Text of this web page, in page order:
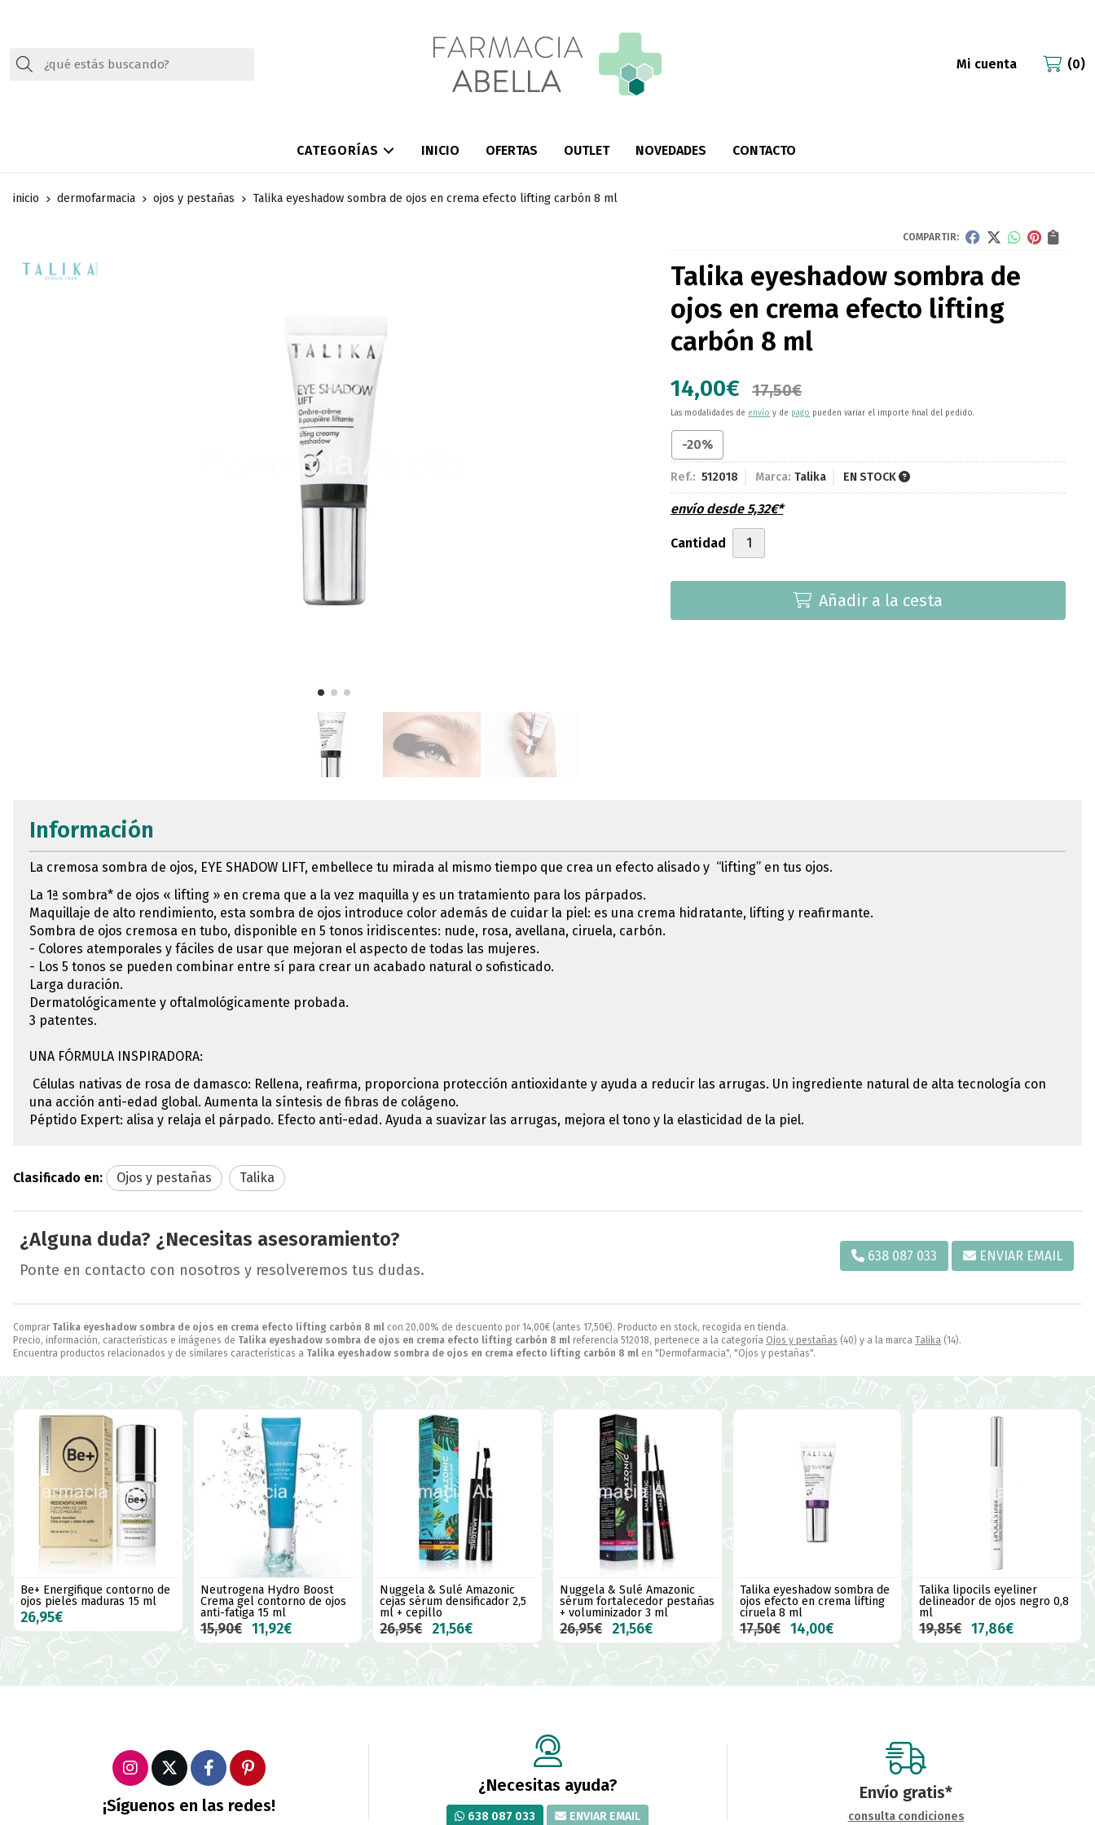
Buscar Mi cuenta 0
CATEGORÍAS INICIO OFERTAS OUTLET NOVEDADES CONTACTO
inicio dermofarmacia ojos y pestañas Talika eyeshadow sombra de ojos en crema efecto lifting carbón 8 ml
COMPARTIR:
Talika eyeshadow sombra de
ojos en crema efecto lifting
carbón 8 ml
14,00€ 17,50€
Las modalidades de envío y de pago pueden variar el importe final del pedido.
-20%
Ref.: 512018 Marca: Talika EN STOCK
envío desde5,32€*
Cantidad
Añadir a la cesta
Comprar Talika eyeshadow sombra de ojos en crema efecto lifting carbón 8 ml con 20,00% de descuento por 14,00€ (antes 17,50€). Producto en stock, recogida en tienda.
Precio, información, características e imágenes de Talika eyeshadow sombra de ojos en crema efecto lifting carbón 8 ml referencia 512018, pertenece a la categoría Ojos y pestañas (40) y a la marca Talika (14).
Encuentra productos relacionados y de similares características a Talika eyeshadow sombra de ojos en crema efecto lifting carbón 8 ml en "Dermofarmacia", "Ojos y pestañas".
Información
La cremosa sombra de ojos, EYE SHADOW LIFT, embellece tu mirada al mismo tiempo que crea un efecto alisado y “lifting” en tus ojos.
La 1ª sombra* de ojos « lifting » en crema que a la vez maquilla y es un tratamiento para los párpados.
Maquillaje de alto rendimiento, esta sombra de ojos introduce color además de cuidar la piel: es una crema hidratante, lifting y reafirmante.
Sombra de ojos cremosa en tubo, disponible en 5 tonos iridiscentes: nude, rosa, avellana, ciruela, carbón.
- Colores atemporales y fáciles de usar que mejoran el aspecto de todas las mujeres.
- Los 5 tonos se pueden combinar entre sí para crear un acabado natural o sofisticado.
Larga duración.
Dermatológicamente y oftalmológicamente probada.
3 patentes.
UNA FÓRMULA INSPIRADORA:
Células nativas de rosa de damasco: Rellena, reafirma, proporciona protección antioxidante y ayuda a reducir las arrugas. Un ingrediente natural de alta tecnología con
una acción anti-edad global. Aumenta la síntesis de fibras de colágeno.
Péptido Expert: alisa y relaja el párpado. Efecto anti-edad. Ayuda a suavizar las arrugas, mejora el tono y la elasticidad de la piel.
Clasificado en: Ojos y pestañas Talika
¿Alguna duda? ¿Necesitas asesoramiento?
Ponte en contacto con nosotros y resolveremos tus dudas.
638 087 033 ENVIAR EMAIL
Be+ Energifique contorno de
ojos pieles maduras 15 ml
26,95€
Neutrogena Hydro Boost
Crema gel contorno de ojos
anti-fatiga 15 ml
15,90€ 11,92€
Nuggela & Sulé Amazonic
cejas sérum densificador 2,5
ml + cepillo
26,95€ 21,56€
Nuggela & Sulé Amazonic
sérum fortalecedor pestañas
+ voluminizador 3 ml
26,95€ 21,56€
Talika eyeshadow sombra de
ojos efecto en crema lifting
ciruela 8 ml
17,50€ 14,00€
Talika lipocils eyeliner
delineador de ojos negro 0,8
ml
19,85€ 17,86€
¡Síguenos en las redes!
¿Necesitas ayuda?
638 087 033 ENVIAR EMAIL
Envío gratis*
consulta condiciones